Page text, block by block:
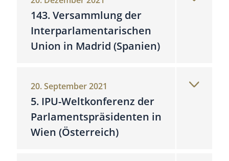
143. Versammlung der
Interparlamentarischen
Union in Madrid (Spanien)
20. September 2021
5. IPU-Weltkonferenz der
Parlamentspräsidenten in
Wien (Österreich)